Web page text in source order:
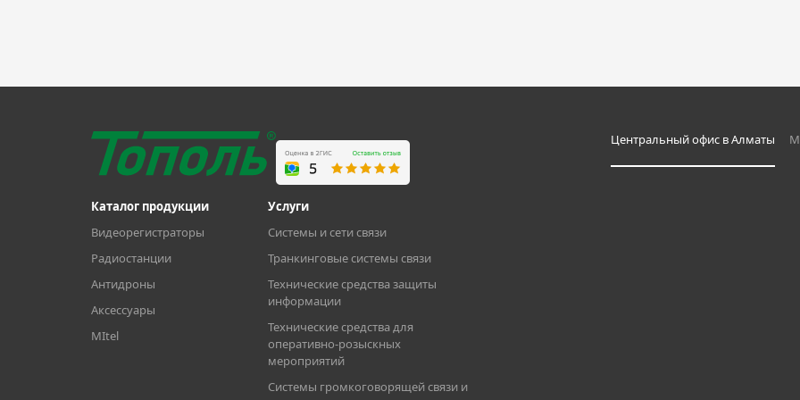
Каталог продукции
Видеорегистраторы
Радиостанции
Антидроны
Аксессуары
MItel
Услуги
Системы и сети связи
Транкинговые системы связи
Технические средства защиты
информации
Технические средства для
оперативно-розыскных
мероприятий
Системы громкоговорящей связи и
Центральный офис в Алматы